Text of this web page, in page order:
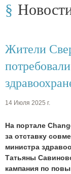
Жители
14 Июля 2025 г.
На портале
за отставку
министра
Татьяны
кампания по